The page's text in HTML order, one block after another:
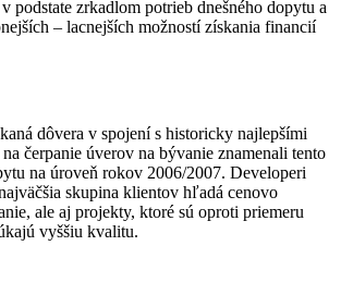
podstate zrkadlom potrieb dnešného dopytu a
– lacnejších možností získania financií
dôvera v spojení s historicky najlepšími
čerpanie úverov na bývanie znamenali tento
na úroveň rokov 2006/2007. Developeri
skupina klientov hľadá cenovo
ale aj projekty, ktoré sú oproti priemeru
vyššiu kvalitu.